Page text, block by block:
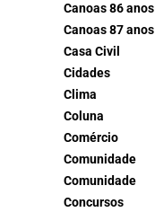
Canoas 86 anos
Canoas 87 anos
Casa Civil
Cidades
Clima
Coluna
Comércio
Comunidade
Comunidade
Concursos